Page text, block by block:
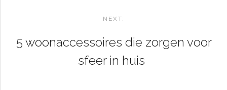
NEXT:
5 woonaccessoires die zorgen voor
sfeer in huis